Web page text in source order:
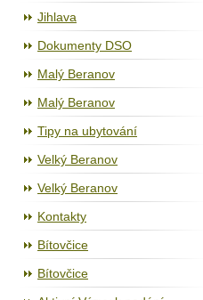
Jihlava
Dokumenty DSO
Malý Beranov
Malý Beranov
Tipy na ubytování
Velký Beranov
Velký Beranov
Kontakty
Bítovčice
Bítovčice